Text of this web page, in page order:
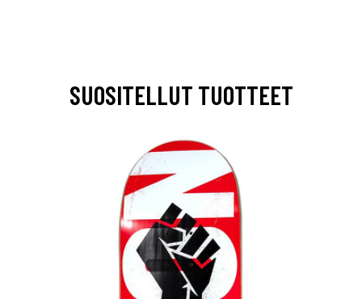
SUOSITELLUT TUOTTEET